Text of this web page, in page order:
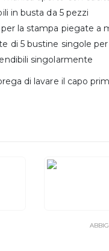
in busta da 5 pezzi
la stampa piegate a
di 5 bustine singole
singolarmente
di lavare il capo